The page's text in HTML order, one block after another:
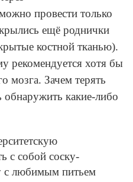
провести только
ещё роднички
костной тканью).
рекомендуется хотя бы
мозга. Зачем терять
какие-либо
с собой соску-
с любимым питьем